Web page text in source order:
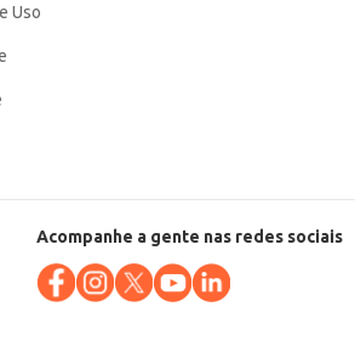
Uso
Acompanhe a gente nas redes sociais